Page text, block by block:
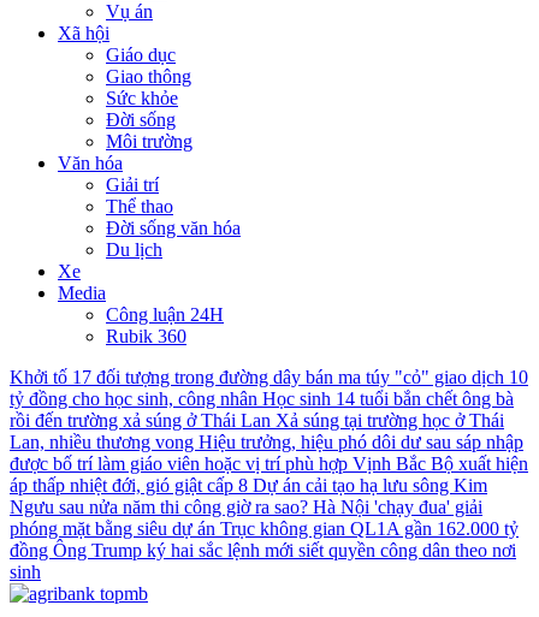
Vụ án
Xã hội
Giáo dục
Giao thông
Sức khỏe
Đời sống
Môi trường
Văn hóa
Giải trí
Thể thao
Đời sống văn hóa
Du lịch
Xe
Media
Công luận 24H
Rubik 360
Khởi tố 17 đối tượng trong đường dây bán ma túy "cỏ" giao dịch 10
tỷ đồng cho học sinh, công nhân Học sinh 14 tuổi bắn chết ông bà
rồi đến trường xả súng ở Thái Lan Xả súng tại trường học ở Thái
Lan, nhiều thương vong Hiệu trưởng, hiệu phó dôi dư sau sáp nhập
được bố trí làm giáo viên hoặc vị trí phù hợp Vịnh Bắc Bộ xuất hiện
áp thấp nhiệt đới, gió giật cấp 8 Dự án cải tạo hạ lưu sông Kim
Ngưu sau nửa năm thi công giờ ra sao? Hà Nội 'chạy đua' giải
phóng mặt bằng siêu dự án Trục không gian QL1A gần 162.000 tỷ
đồng Ông Trump ký hai sắc lệnh mới siết quyền công dân theo nơi
sinh